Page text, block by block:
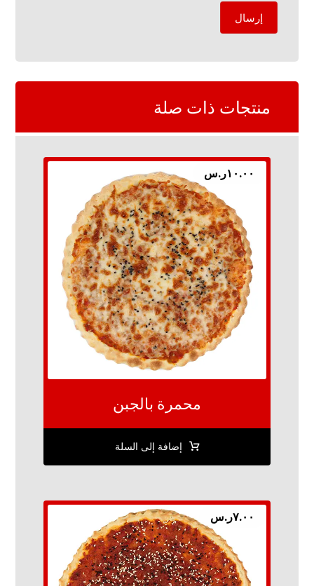
إرسال
منتجات ذات صلة
محمرة بالجبن
١٠.٠٠ر.س
إضافة إلى السلة
٧.٠٠ر.س